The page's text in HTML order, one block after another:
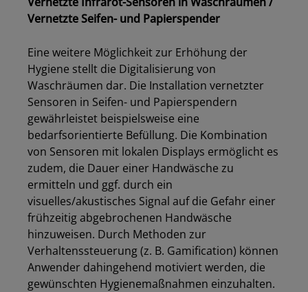
Vernetzte Seifen- und Papierspender
Eine weitere Möglichkeit zur Erhöhung der
Hygiene stellt die Digitalisierung von
Waschräumen dar. Die Installation vernetzter
Sensoren in Seifen- und Papierspendern
gewährleistet beispielsweise eine
bedarfsorientierte Befüllung. Die Kombination
von Sensoren mit lokalen Displays ermöglicht es
zudem, die Dauer einer Handwäsche zu
ermitteln und ggf. durch ein
visuelles/akustisches Signal auf die Gefahr einer
frühzeitig abgebrochenen Handwäsche
hinzuweisen. Durch Methoden zur
Verhaltenssteuerung (z. B. Gamification) können
Anwender dahingehend motiviert werden, die
gewünschten Hygienemaßnahmen einzuhalten.